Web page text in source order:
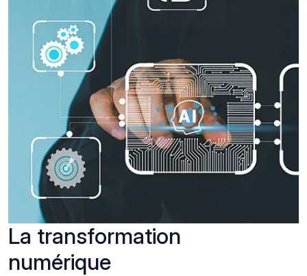
La transformation
numérique